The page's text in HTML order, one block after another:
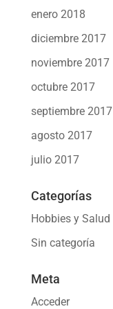
enero 2018
diciembre 2017
noviembre 2017
octubre 2017
septiembre 2017
agosto 2017
julio 2017
Categorías
Hobbies y Salud
Sin categoría
Meta
Acceder